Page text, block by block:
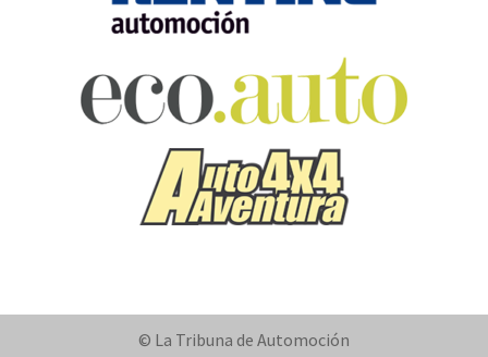
© La Tribuna de Automoción